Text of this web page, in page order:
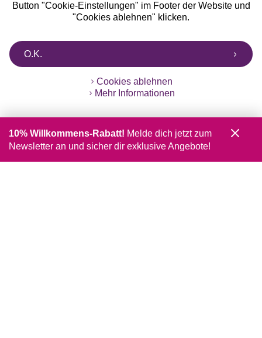
Button "Cookie-Einstellungen" im Footer der Website und
"Cookies ablehnen" klicken.
O.K.
Cookies ablehnen
Mehr Informationen
10% Willkommens-Rabatt! Melde dich jetzt zum
Newsletter an und sicher dir exklusive Angebote!